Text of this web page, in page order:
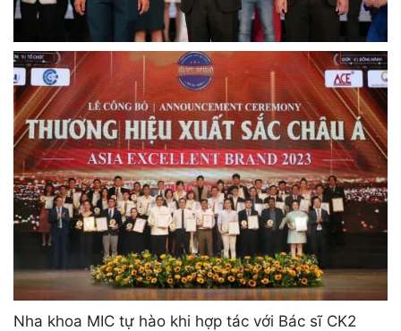
Nha khoa MIC tự hào khi hợp tác với Bác sĩ CK2